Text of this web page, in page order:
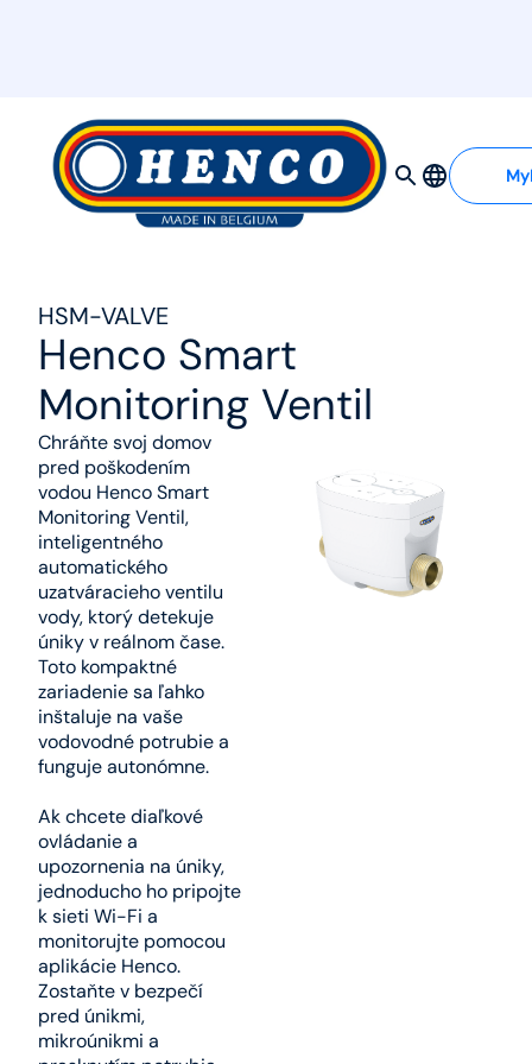
HSM-VALVE
Henco Smart
Monitoring Ventil
Chráňte svoj domov
pred poškodením
vodou Henco Smart
Monitoring Ventil,
inteligentného
automatického
uzatváracieho ventilu
vody, ktorý detekuje
úniky v reálnom čase.
Toto kompaktné
zariadenie sa ľahko
inštaluje na vaše
vodovodné potrubie a
funguje autonómne.
Ak chcete diaľkové
ovládanie a
upozornenia na úniky,
jednoducho ho pripojte
k sieti Wi-Fi a
monitorujte pomocou
aplikácie Henco.
Zostaňte v bezpečí
pred únikmi,
mikroúnikmi a